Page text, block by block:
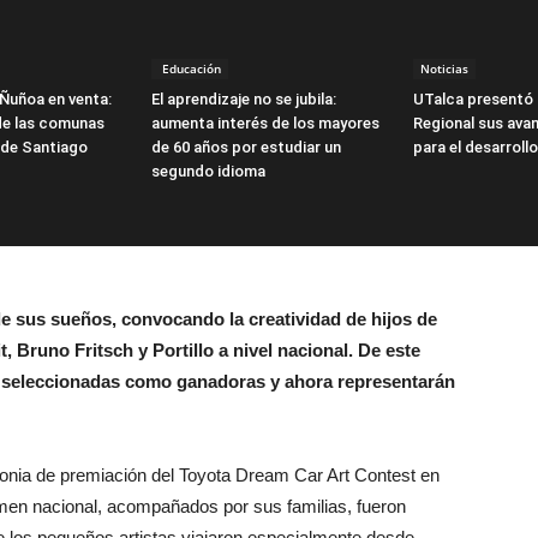
en venta:
las comunas
Santiago
Educación
El aprendizaje no se jubila:
aumenta interés de los mayores
de 60 años por estudiar un
segundo idioma
Noticias
UTalca presentó
Regional sus
para el
sus sueños, convocando la creatividad de hijos de
Bruno Fritsch y Portillo a nivel nacional. De este
como ganadoras y ahora representarán
de premiación del Toyota Dream Car Art Contest en
nacional, acompañados por sus familias, fueron